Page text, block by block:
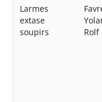
Larmes
extase
soupirs
Rolf